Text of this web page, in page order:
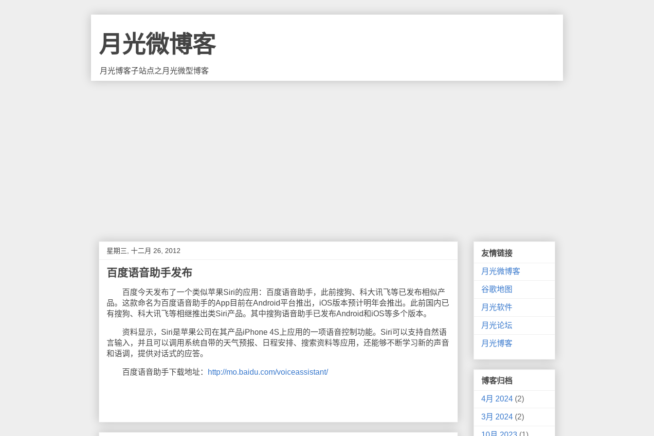
月光微博客
月光博客子站点之月光微型博客
星期三, 十二月 26, 2012
百度语音助手发布
百度今天发布了一个类似苹果Siri的应用：百度语音助手，此前搜狗、科大讯飞等已发布相似产
品。这款命名为百度语音助手的App目前在Android平台推出，iOS版本预计明年会推出。此前国内已
有搜狗、科大讯飞等相继推出类Siri产品。其中搜狗语音助手已发布Android和iOS等多个版本。
资料显示，Siri是苹果公司在其产品iPhone 4S上应用的一项语音控制功能。Siri可以支持自然语
言输入，并且可以调用系统自带的天气预报、日程安排、搜索资料等应用，还能够不断学习新的声音
和语调，提供对话式的应答。
百度语音助手下载地址： http://mo.baidu.com/voiceassistant/
友情链接
月光微博客
谷歌地图
月光软件
月光论坛
月光博客
博客归档
4月 2024 (2)
3月 2024 (2)